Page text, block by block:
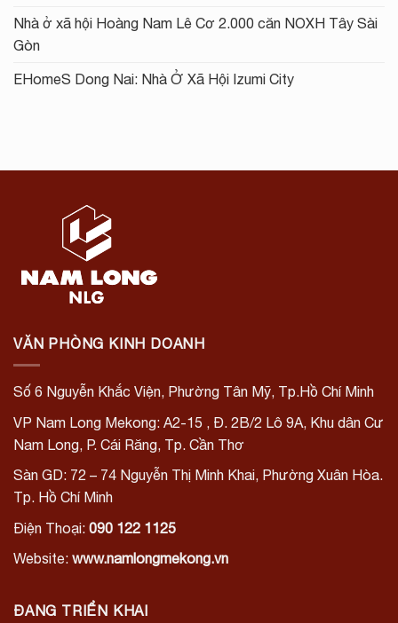
Nhà ở xã hội Hoàng Nam Lê Cơ 2.000 căn NOXH Tây Sài
Gòn
EHomeS Dong Nai: Nhà Ở Xã Hội Izumi City
VĂN PHÒNG KINH DOANH
Số 6 Nguyễn Khắc Viện, Phường Tân Mỹ, Tp.Hồ Chí Minh
VP Nam Long Mekong: A2-15 , Đ. 2B/2 Lô 9A, Khu dân Cư
Nam Long, P. Cái Răng, Tp. Cần Thơ
Sàn GD: 72 – 74 Nguyễn Thị Minh Khai, Phường Xuân Hòa.
Tp. Hồ Chí Minh
Điện Thoại: 090 122 1125
Website: www.namlongmekong.vn
ĐANG TRIỂN KHAI